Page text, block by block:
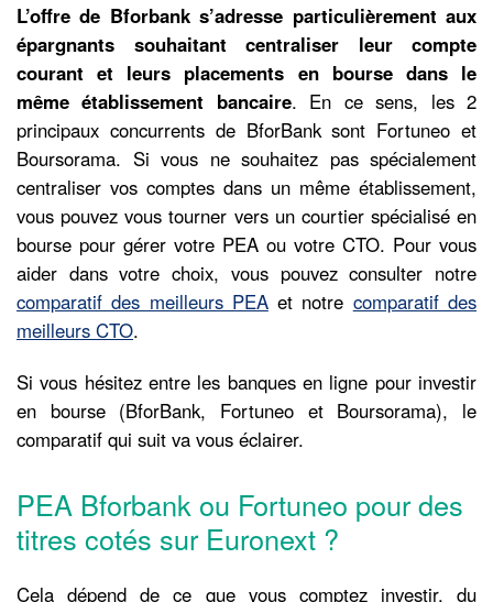
L’offre de Bforbank s’adresse particulièrement aux
épargnants souhaitant centraliser leur compte
courant et leurs placements en bourse dans le
même établissement bancaire. En ce sens, les 2
principaux concurrents de BforBank sont Fortuneo et
Boursorama. Si vous ne souhaitez pas spécialement
centraliser vos comptes dans un même établissement,
vous pouvez vous tourner vers un courtier spécialisé en
bourse pour gérer votre PEA ou votre CTO. Pour vous
aider dans votre choix, vous pouvez consulter notre
comparatif des meilleurs PEAet notre comparatif des
meilleurs CTO.
Si vous hésitez entre les banques en ligne pour investir
en bourse (BforBank, Fortuneo et Boursorama), le
comparatif qui suit va vous éclairer.
PEA Bforbank ou Fortuneo pour des
titres cotés sur Euronext ?
Cela dépend de ce que vous comptez investir, du